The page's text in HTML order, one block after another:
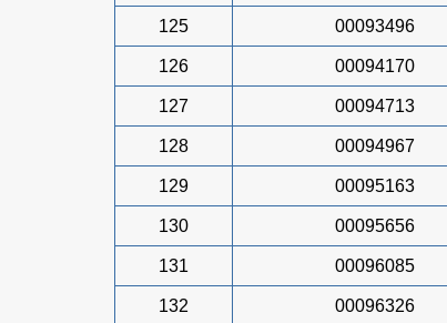
125 00093496
126 00094170
127 00094713
128 00094967
129 00095163
130 00095656
131 00096085
132 00096326